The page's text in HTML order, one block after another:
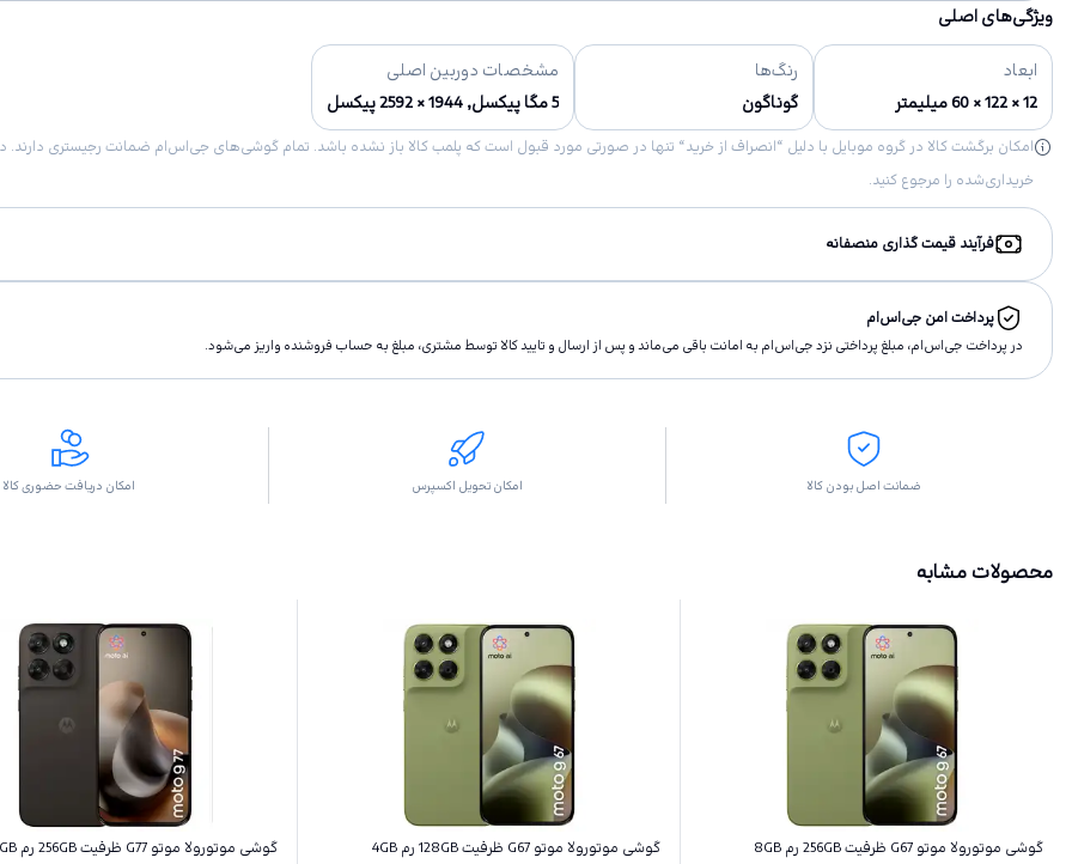
ویژگی‌های اصلی
ابعاد
12 × 122 × 60 میلیمتر
رنگ‌ها
گوناگون
مشخصات دوربین اصلی
5 مگا پیکسل, 1944 × 2592 پیکسل
خریداری‌شده را مرجوع کنید.
فرآیند قیمت گذاری منصفانه
پرداخت امن جی‌اس‌ام
در پرداخت جی‌اس‌ام، مبلغ پرداختى نزد جی‌اس‌ام به امانت باقى مى‌ماند و پس از ارسال و تاييد كالا توسط مشتری، مبلغ به حساب فروشنده واريز مى‌شود.
ضمانت اصل بودن کالا امکان تحویل اکسپرس امکان دریافت حضوری کالا
محصولات مشابه
گوشی موتورولا موتو G67 ظرفیت 256GB رم 8GB گوشی موتورولا موتو G67 ظرفیت 128GB رم 4GB گوشی موتورولا موتو G77 ظرفیت 256GB رم 8GB